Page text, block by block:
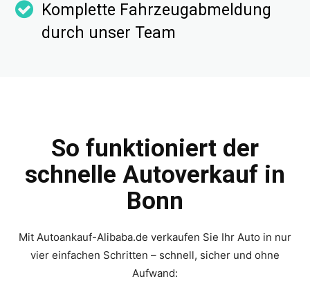
Komplette Fahrzeugabmeldung
durch unser Team
So funktioniert der
schnelle Autoverkauf in
Bonn
Mit Autoankauf-Alibaba.de verkaufen Sie Ihr Auto in nur
vier einfachen Schritten – schnell, sicher und ohne
Aufwand: